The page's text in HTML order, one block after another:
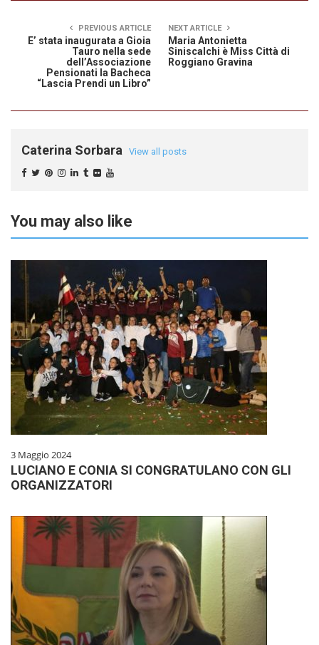
PREVIOUS ARTICLE
E’ stata inaugurata a Gioia
Tauro nella sede
dell’Associazione
Pensionati la Bacheca
“Lascia Prendi un Libro”
NEXT ARTICLE
Maria Antonietta
Siniscalchi è Miss Città di
Roggiano Gravina
Caterina Sorbara View all posts
You may also like
3 Maggio 2024
LUCIANO E CONIA SI CONGRATULANO CON GLI
ORGANIZZATORI